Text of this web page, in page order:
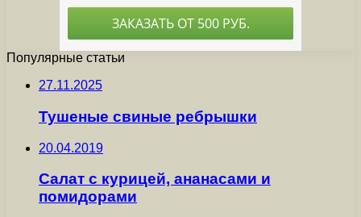
Популярные статьи
27.11.2025
Тушеные свиные ребрышки
20.04.2019
Салат с курицей, ананасами и
помидорами